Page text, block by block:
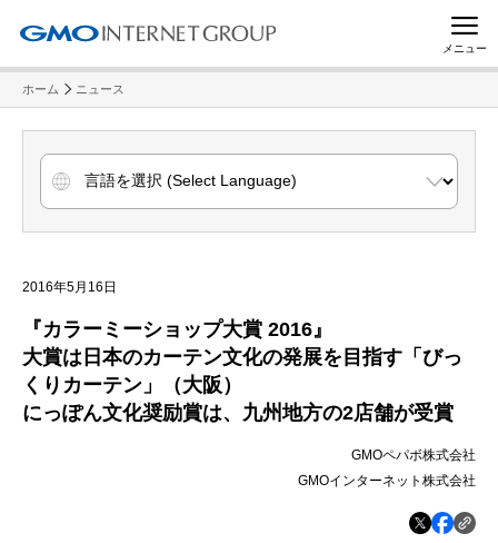
メニュー
ホーム ニュース
2016年5月16日
『カラーミーショップ大賞 2016』
大賞は日本のカーテン文化の発展を目指す「びっ
くりカーテン」（大阪）
にっぽん文化奨励賞は、九州地方の2店舗が受賞
GMOペパボ株式会社
GMOインターネット株式会社